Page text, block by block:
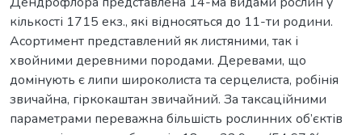
кількості 1715 екз., які відносяться до 11-ти родини.
Асортимент представлений як листяними, так і
хвойними деревними породами. Деревами, що
домінують є липи широколиста та серцелиста, робінія
звичайна, гіркокаштан звичайний. За таксаційними
параметрами переважна більшість рослинних об’єктів